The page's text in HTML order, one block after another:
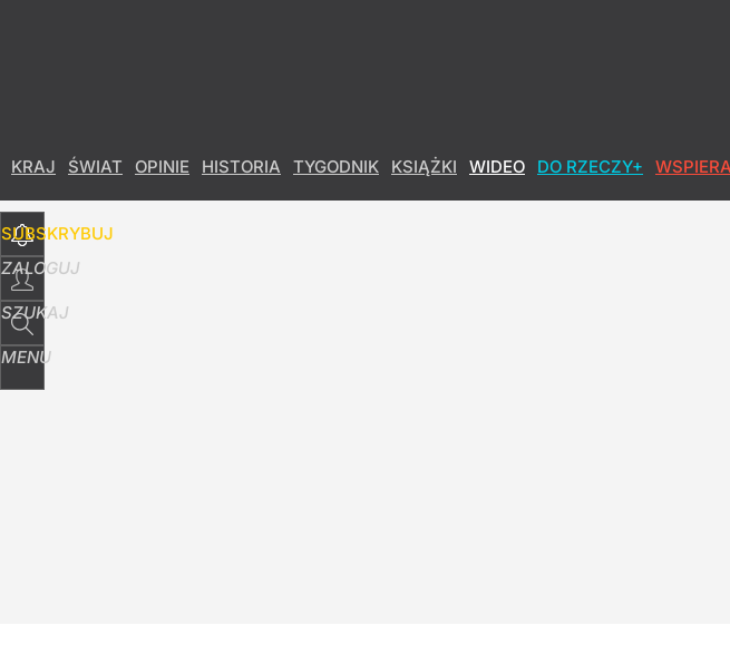
KRAJ ŚWIAT OPINIE HISTORIA TYGODNIK KSIĄŻKI WIDEO DO RZECZY+
SUBSKRYBUJ
ZALOGUJ
SZUKAJ
MENU